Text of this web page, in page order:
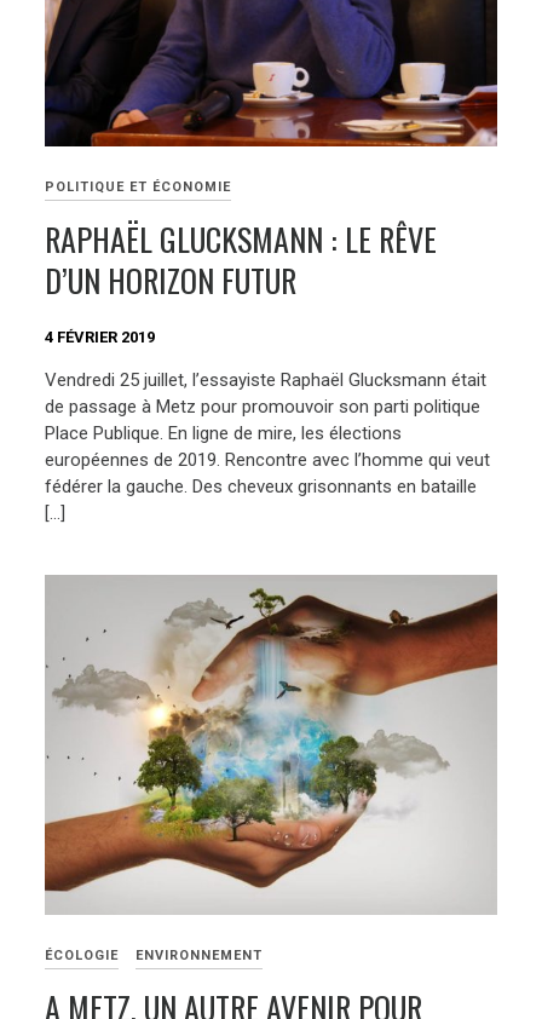
POLITIQUE ET ÉCONOMIE
RAPHAËL GLUCKSMANN : LE RÊVE
D’UN HORIZON FUTUR
4 FÉVRIER 2019
Vendredi 25 juillet, l’essayiste Raphaël Glucksmann était
de passage à Metz pour promouvoir son parti politique
Place Publique. En ligne de mire, les élections
européennes de 2019. Rencontre avec l’homme qui veut
fédérer la gauche. Des cheveux grisonnants en bataille
[…]
ÉCOLOGIE ENVIRONNEMENT
A METZ, UN AUTRE AVENIR POUR